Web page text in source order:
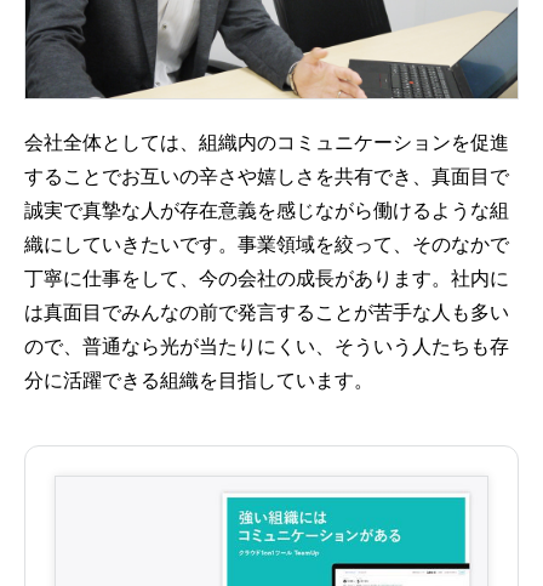
会社全体としては、組織内のコミュニケーションを促進
することでお互いの辛さや嬉しさを共有でき、真面目で
誠実で真摯な人が存在意義を感じながら働けるような組
織にしていきたいです。事業領域を絞って、そのなかで
丁寧に仕事をして、今の会社の成長があります。社内に
は真面目でみんなの前で発言することが苦手な人も多い
ので、普通なら光が当たりにくい、そういう人たちも存
分に活躍できる組織を目指しています。